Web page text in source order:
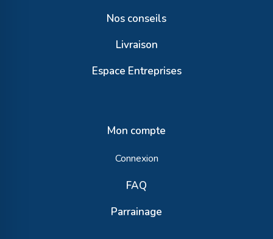
Nos conseils
Livraison
Espace Entreprises
Mon compte
Connexion
FAQ
Parrainage